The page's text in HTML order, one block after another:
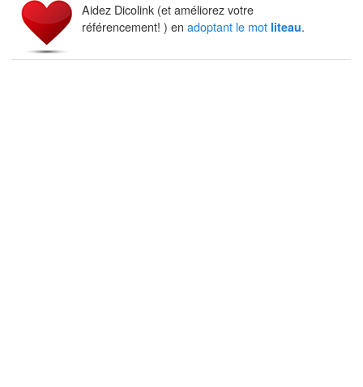
Aidez Dicolink (et améliorez votre
référencement! ) en adoptant le mot liteau.